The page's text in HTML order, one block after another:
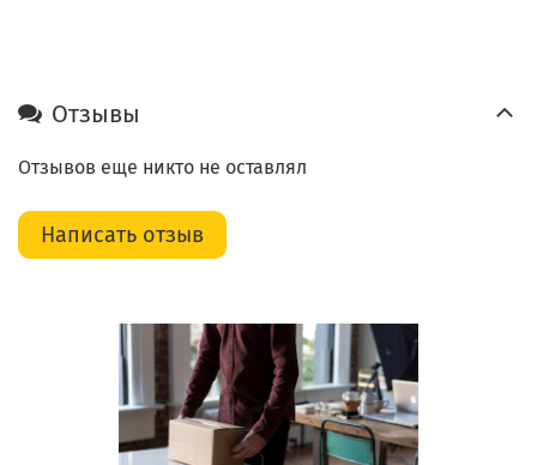
Отзывы
Отзывов еще никто не оставлял
Написать отзыв